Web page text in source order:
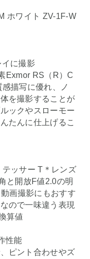
ホワイト ZV-1F-W
に撮影
Exmor RS（R）C
描写に優れ、ノ
を撮影することが
ックやスローモー
たんに仕上げるこ
テッサー T＊レンズ
と開放F値2.0の明
画撮影にもおすす
ので一味違う表現
算値
性能
ピント合わせやズ